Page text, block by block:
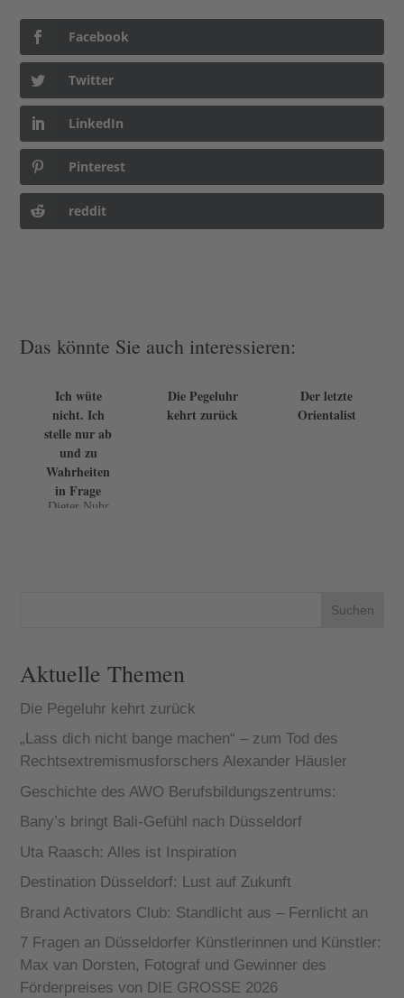
Facebook
Twitter
LinkedIn
Pinterest
reddit
Das könnte Sie auch interessieren:
Ich wüte
nicht. Ich
stelle nur ab
und zu
Wahrheiten
in Frage
Dieter Nuhr
in Düss...
Die Pegeluhr
kehrt zurück
Der letzte
Orientalist
Suchen
Aktuelle Themen
Die Pegeluhr kehrt zurück
„Lass dich nicht bange machen“ – zum Tod des
Rechtsextremismusforschers Alexander Häusler
Geschichte des AWO Berufsbildungszentrums:
Bany’s bringt Bali-Gefühl nach Düsseldorf
Uta Raasch: Alles ist Inspiration
Destination Düsseldorf: Lust auf Zukunft
Brand Activators Club: Standlicht aus – Fernlicht an
7 Fragen an Düsseldorfer Künstlerinnen und Künstler:
Max van Dorsten, Fotograf und Gewinner des
Förderpreises von DIE GROSSE 2026